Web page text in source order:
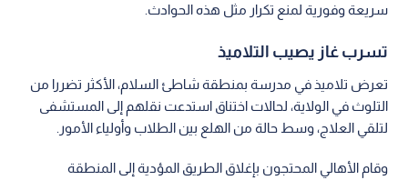
سريعة وفورية لمنع تكرار مثل هذه الحوادث.
تسرب غاز يصيب التلاميذ
تعرض تلاميذ في مدرسة بمنطقة شاطئ السلام، الأكثر تضررا من
التلوث في الولاية، لحالات اختناق استدعت نقلهم إلى المستشفى
لتلقي العلاج، وسط حالة من الهلع بين الطلاب وأولياء الأمور.
وقام الأهالي المحتجون بإغلاق الطريق المؤدية إلى المنطقة